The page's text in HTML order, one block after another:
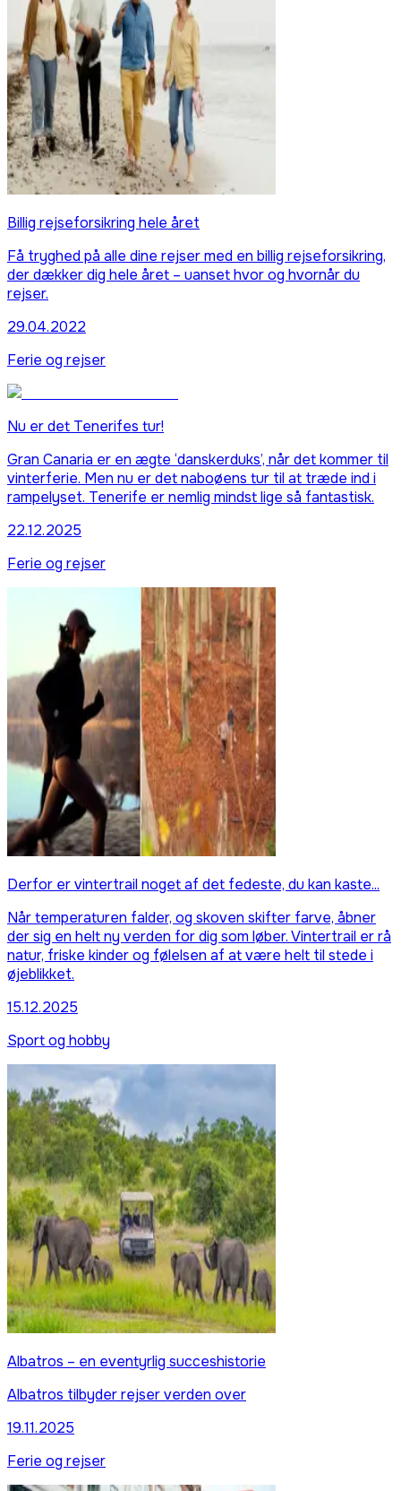
Billig rejseforsikring hele året
Få tryghed på alle dine rejser med en billig rejseforsikring,
der dækker dig hele året – uanset hvor og hvornår du
rejser.
29.04.2022
Ferie og rejser
Nu er det Tenerifes tur!
Gran Canaria er en ægte ‘danskerduks’, når det kommer til
vinterferie. Men nu er det naboøens tur til at træde ind i
rampelyset. Tenerife er nemlig mindst lige så fantastisk.
22.12.2025
Ferie og rejser
Derfor er vintertrail noget af det fedeste, du kan kaste...
Når temperaturen falder, og skoven skifter farve, åbner
der sig en helt ny verden for dig som løber. Vintertrail er rå
natur, friske kinder og følelsen af at være helt til stede i
øjeblikket.
15.12.2025
Sport og hobby
Albatros – en eventyrlig succeshistorie
Albatros tilbyder rejser verden over
19.11.2025
Ferie og rejser